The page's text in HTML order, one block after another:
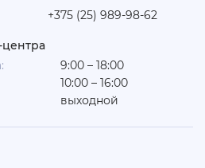
+375 (25) 989-98-62
9:00 – 18:00
10:00 – 16:00
выходной